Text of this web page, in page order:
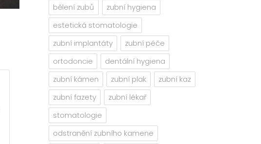
bělení zubů
zubní hygiena
estetická stomatologie
zubní implantáty
zubní péče
ortodoncie
dentální hygiena
zubní kámen
zubní plak
zubní kaz
zubní fazety
zubní lékař
stomatologie
odstranění zubního kamene